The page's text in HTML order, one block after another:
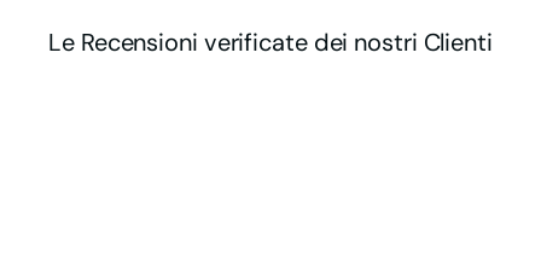
Le Recensioni verificate dei nostri Clienti